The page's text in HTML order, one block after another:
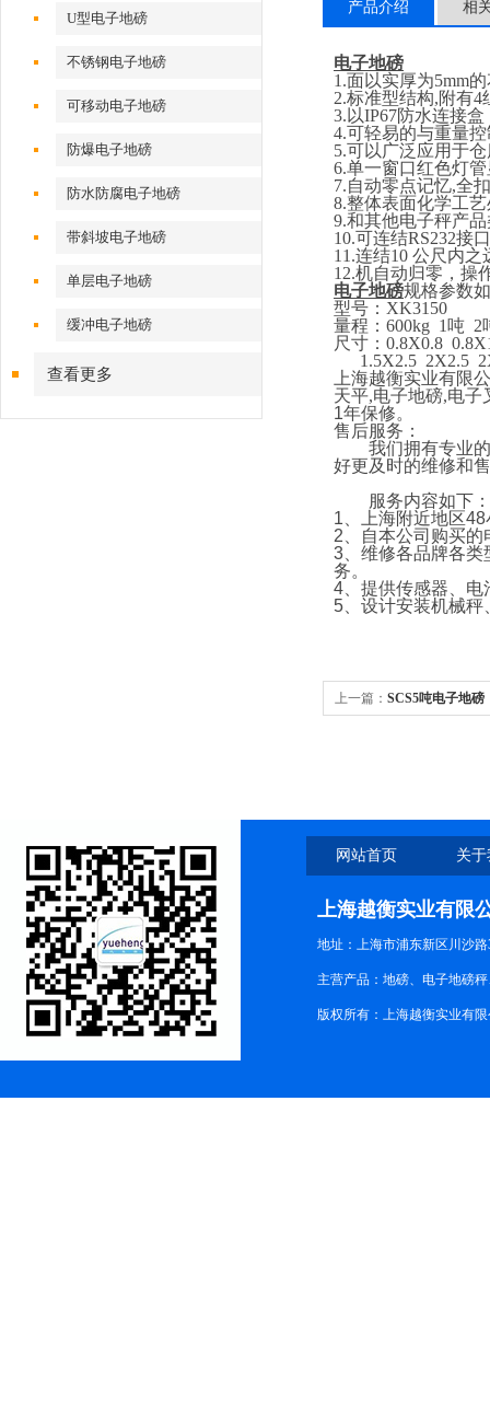
U型电子地磅
不锈钢电子地磅
可移动电子地磅
防爆电子地磅
防水防腐电子地磅
带斜坡电子地磅
单层电子地磅
缓冲电子地磅
查看更多
产品介绍 相
电子地磅
1.面以实厚为5mm
2.标准型结构,附有4
3. 以IP67防水连接盒
4.可轻易的与重量
5.可以广泛应用于
6.单一窗口红色灯
7.自动零点记忆,全
8.整体表面化学工
9.和其他电子秤产
10.可连结RS232接
11.连结10 公尺内之
12.机自动归零，操
电子地磅规格参数
型号： XK3150
量程： 600kg 1 吨 2
尺寸： 0.8X0.8
1.5X2.5 2X2.5
上海越衡实业有限
天平,电子地磅,电子
1年保修。
售后服务：
我们拥有专业的
好更及时的维修和
服务内容如下：
1 、上海附近地区48
2 、自本公司购买
3 、维修各品牌各
务。
4 、提供传感器、
5 、设计安装机械
上一篇： SCS5吨电子地磅
网站首页 关
上海越衡实业有限
地址：上海市浦东新区川沙路
主营产品：地磅、电子地磅
版权所有：上海越衡实业有